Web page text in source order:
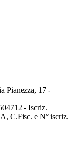
Pianezza, 17 -
- Iscriz.
C.Fisc. e N° iscriz.